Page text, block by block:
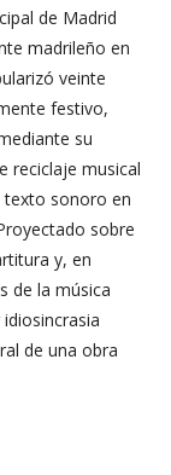
de Madrid
madrileño en
veinte
festivo,
su
reciclaje musical
texto sonoro en
sobre
y, en
de la música
de una obra